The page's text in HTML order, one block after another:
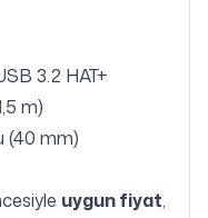
3.2 HAT+
m)
(40 mm)
uygun fiyat,